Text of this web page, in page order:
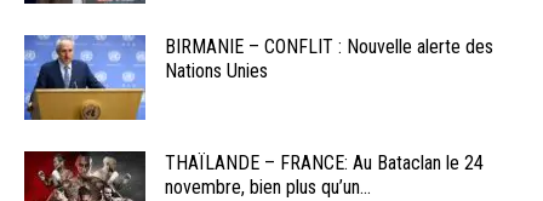
BIRMANIE – CONFLIT : Nouvelle alerte des
Nations Unies
THAÏLANDE – FRANCE: Au Bataclan le 24
novembre, bien plus qu’un...